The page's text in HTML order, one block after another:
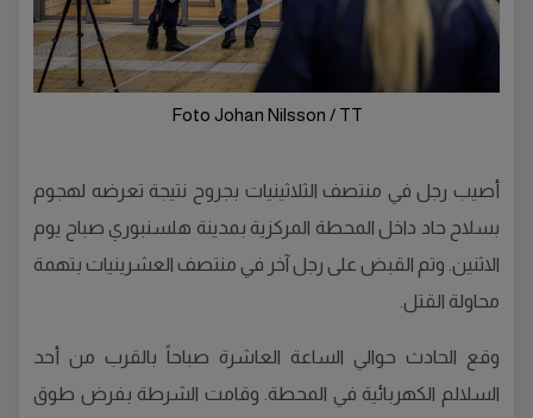
Foto Johan Nilsson / TT
أصيب رجل في منتصف الثلاثينيات بجروح نتيجة تعرضه لهجوم
بسلاح حاد داخل المحطة المركزية بمدينة هلسنبوري صباح يوم
الاثنين. وتم القبض على رجل آخر في منتصف العشرينيات بتهمة
محاولة القتل.
وقع الحادث حوالي الساعة العاشرة صباحاً بالقرب من أحد
السلالم الكهربائية في المحطة. وقامت الشرطة بفرض طوق